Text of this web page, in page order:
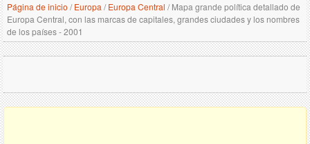
Página de inicio / Europa / Europa Central /Mapa grande política detallado de
Europa Central, con las marcas de capitales, grandes ciudades y los nombres
de los países - 2001